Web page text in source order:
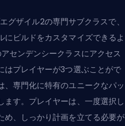
ザイル2の専門サブクラスで、
にビルドをカスタマイズできるよ
センデンシークラスにアクセス
はプレイヤーが3つ選ぶことがで
専門化に特有のユニークなパッ
す。プレイヤーは、一度選択し
め、しっかり計画を立てる必要が